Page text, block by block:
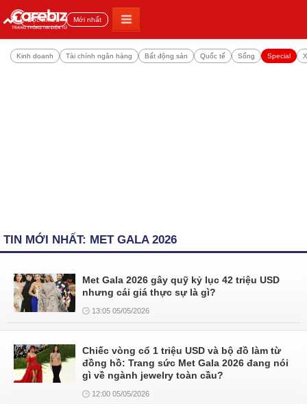
Đọc nhiều Mới nhất
Kinh doanh Tài chính ngân hàng Bất động sản Quốc tế Sống Special
TIN MỚI NHẤT: MET GALA 2026
Met Gala 2026 gây quỹ kỷ lục 42 triệu USD
nhưng cái giá thực sự là gì?
13:05 05/05/2026
Chiếc vòng cổ 1 triệu USD và bộ đồ làm từ
đồng hồ: Trang sức Met Gala 2026 đang nói
gì về ngành jewelry toàn cầu?
12:00 05/05/2026